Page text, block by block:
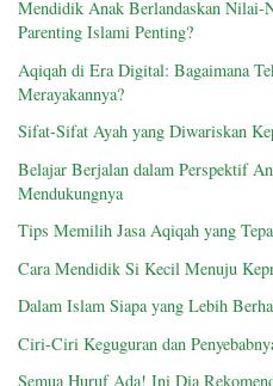
Mendidik Anak Berlandaskan
Parenting Islami Penting?
Aqiqah di Era Digital: Bagaimana
Merayakannya?
Sifat-Sifat Ayah yang Diwariskan
Belajar Berjalan dalam Perspektif
Mendukungnya
Tips Memilih Jasa Aqiqah yang
Cara Mendidik Si Kecil Menuju
Dalam Islam Siapa yang Lebih
Ciri-Ciri Keguguran dan
Semua Huruf Ada! Ini Dia